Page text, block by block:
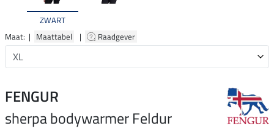
ZWART
Maat: | Maattabel | Raadgever
FENGUR
sherpa bodywarmer Feldur